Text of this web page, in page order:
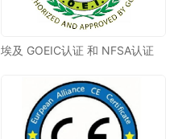
埃及 GOEIC认证 和 NFSA认证